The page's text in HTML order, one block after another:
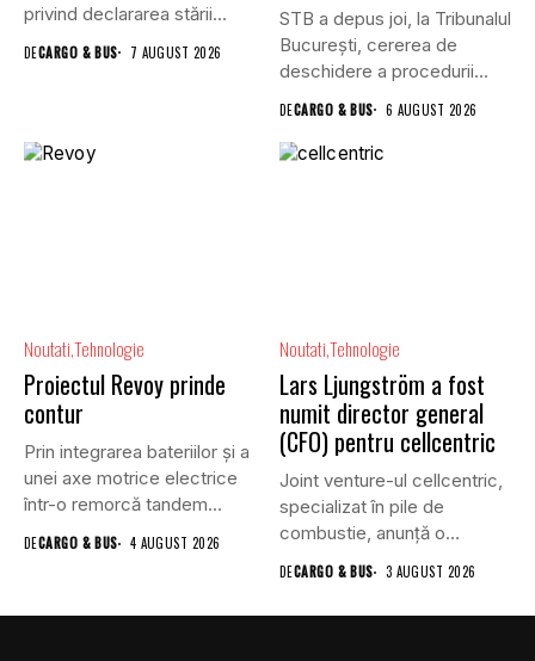
privind declararea stării...
DECARGO & BUS 7 AUGUST 2026
STB a depus joi, la Tribunalul
Bucureşti, cererea de
deschidere a procedurii...
DECARGO & BUS 6 AUGUST 2026
NoutatiTehnologie
Proiectul Revoy prinde
contur
Prin integrarea bateriilor și a
unei axe motrice electrice
într-o remorcă tandem...
DECARGO & BUS 4 AUGUST 2026
NoutatiTehnologie
Lars Ljungström a fost
numit director general
(CFO) pentru cellcentric
Joint venture-ul cellcentric,
specializat în pile de
combustie, anunță o
schimbare în...
DECARGO & BUS 3 AUGUST 2026